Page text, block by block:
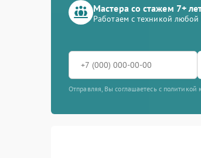
Мастера со стажем 7+
Работаем с техникой любой
Отправляя, Вы соглашаетесь с политикой